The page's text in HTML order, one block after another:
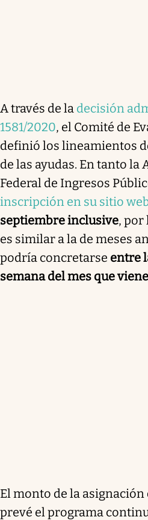
A través de la decisión
1581/2020, el Comité de
definió los lineamientos
de las ayudas. En tanto
Federal de Ingresos
inscripción en su sitio
septiembre inclusive, por
es similar a la de meses
podría concretarse entre
semana del mes que viene
El monto de la
prevé el programa